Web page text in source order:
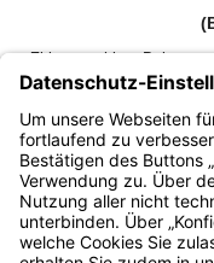
Zitiervorschlag:
Staatsministeriums für
Ingenieurwissenschaften
2025 (BayMBl. Nr. 173)
Bayern.de
BayernPortal